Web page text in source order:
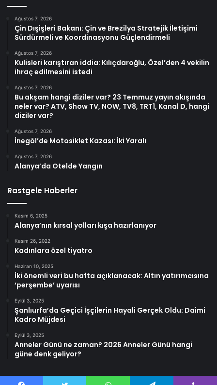
Ağustos 7, 2026
Çin Dışişleri Bakanı: Çin ve Brezilya Stratejik İletişimi
Sürdürmeli ve Koordinasyonu Güçlendirmeli
Ağustos 7, 2026
Kulisleri karıştıran iddia: Kılıçdaroğlu, Özel’den 4 vekilin
ihraç edilmesini istedi
Ağustos 7, 2026
Bu akşam hangi diziler var? 23 Temmuz yayın akışında
neler var? ATV, Show TV, NOW, TV8, TRT1, Kanal D, hangi
diziler var?
Ağustos 7, 2026
İnegöl’de Motosiklet Kazası: İki Yaralı
Ağustos 7, 2026
Alanya’da Otelde Yangın
Rastgele Haberler
Kasım 6, 2025
Alanya’nın kırsal yolları kışa hazırlanıyor
Kasım 26, 2022
Kadınlara özel tiyatro
Haziran 10, 2025
İki önemli veri bu hafta açıklanacak: Altın yatırımcısına
‘perşembe’ uyarısı
Eylül 3, 2025
Şanlıurfa’da Geçici İşçilerin Hayali Gerçek Oldu: Daimi
Kadro Müjdesi
Eylül 3, 2025
Anneler Günü ne zaman? 2026 Anneler Günü hangi
güne denk geliyor?